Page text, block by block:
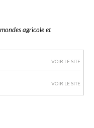
agricole et
VOIR LE SITE
VOIR LE SITE